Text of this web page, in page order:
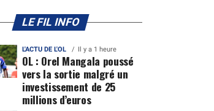
LE FIL INFO
L'ACTU DE L'OL Il y a 1 heure
OL : Orel Mangala poussé
vers la sortie malgré un
investissement de 25
millions d’euros